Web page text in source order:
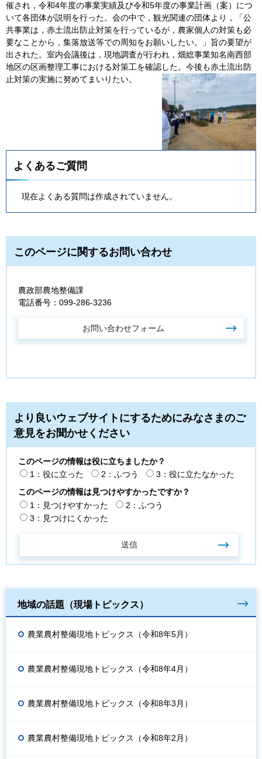
催され，令和4年度の事業実績及び令和5年度の事業計画（案）につ
いて各団体が説明を行った。会の中で，観光関連の団体より，「公
共事業は，赤土流出防止対策を行っているが，農家個人の対策も必
要なことから，集落放送等での周知をお願いしたい。」旨の要望が
出された。室内会議後は，現地調査が行われ，畑総事業知名南西部
地区の区画整理工事における対策工を確認した。今後も赤土流出防
止対策の実施に努めてまいりたい。
よくあるご質問
現在よくある質問は作成されていません。
このページに関するお問い合わせ
農政部農地整備課
電話番号：099-286-3236
より良いウェブサイトにするためにみなさまのご
意見をお聞かせください
このページの情報は役に立ちましたか？
1：役に立った
2：ふつう
3：役に立たなかった
このページの情報は見つけやすかったですか？
1：見つけやすかった
2：ふつう
3：見つけにくかった
地域の話題（現場トピックス）
農業農村整備現地トピックス（令和8年5月）
農業農村整備現地トピックス（令和8年4月）
農業農村整備現地トピックス（令和8年3月）
農業農村整備現地トピックス（令和8年2月）